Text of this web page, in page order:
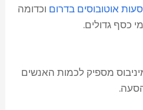
אוטובוסים בדרום וכדומה
כסף גדולים.
מספיק לכמות האנשים